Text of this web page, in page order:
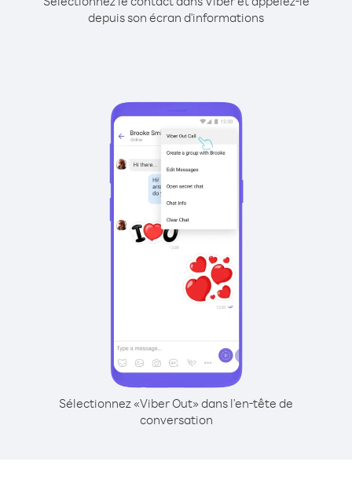
depuis son écran d'informations
Sélectionnez «Viber Out» dans l'en-tête de
conversation